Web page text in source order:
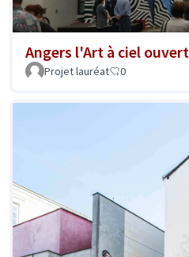
Angers l'Art à ciel ouvert
Projet lauréat 0